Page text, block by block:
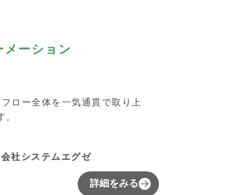
メーション
ロー全体を一気通貫で取り上
社システムエグゼ
詳細をみる